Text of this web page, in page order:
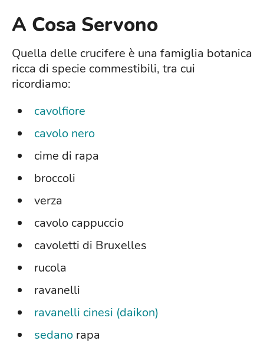
A Cosa Servono
Quella delle crucifere è una famiglia botanica
ricca di specie commestibili, tra cui
ricordiamo:
cavolfiore
cavolo nero
cime di rapa
broccoli
verza
cavolo cappuccio
cavoletti di Bruxelles
rucola
ravanelli
ravanelli cinesi (daikon)
sedano rapa